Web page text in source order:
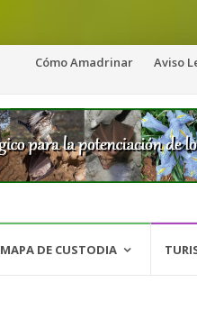
Saltar
contenido
Cómo Amadrinar Aviso
MAPA DE CUSTODIA